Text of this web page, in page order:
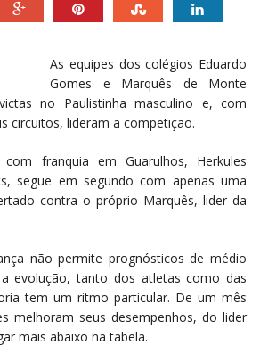
As equipes dos colégios Eduardo
Gomes e Marquês de Monte
no Paulistinha masculino e, com
circuitos, lideram a competição.
franquia em Guarulhos, Herkules
segue em segundo com apenas uma
contra o próprio Marquês, lider da
não permite prognósticos de médio
evolução, tanto dos atletas como das
tem um ritmo particular. De um mês
melhoram seus desempenhos, do lider
mais abaixo na tabela.